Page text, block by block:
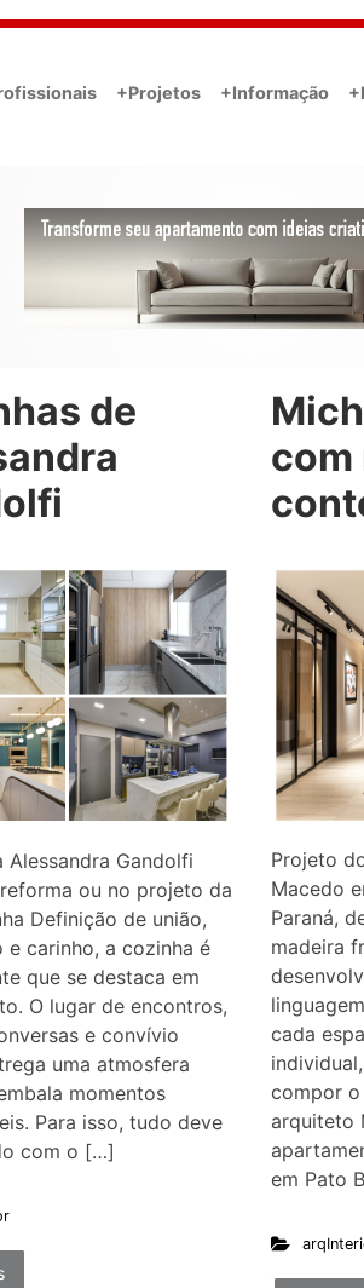
+Projetos +Informação
de
Alessandra Gandolfi
ou no projeto da
Definição de união,
e carinho, a cozinha é
que se destaca em
O lugar de encontros,
e convívio
uma atmosfera
momentos
Para isso, tudo deve
com o […]
com
Projeto
Macedo
Paraná,
madeira
cada
compor
arquiteto
em Pato